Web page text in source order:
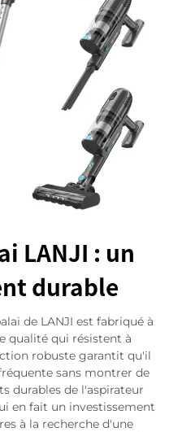
LANJI : un
durable
de LANJI est fabriqué à
qualité qui résistent à
robuste garantit qu'il
sans montrer de
durables de l'aspirateur
en fait un investissement
à la recherche d'une